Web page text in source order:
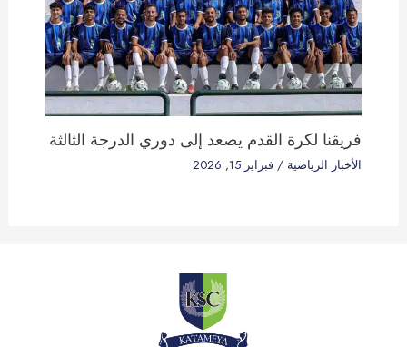
فريقنا لكرة القدم يصعد إلى دوري الدرجة الثالثة
الأخبار الرياضية / فبراير 15, 2026